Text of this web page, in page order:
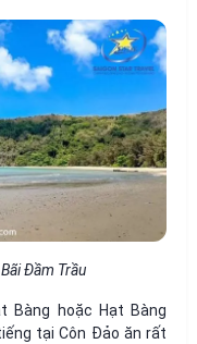
Đầm Trầu
Bàng hoặc Hạt Bàng
tại Côn Đảo ăn rất